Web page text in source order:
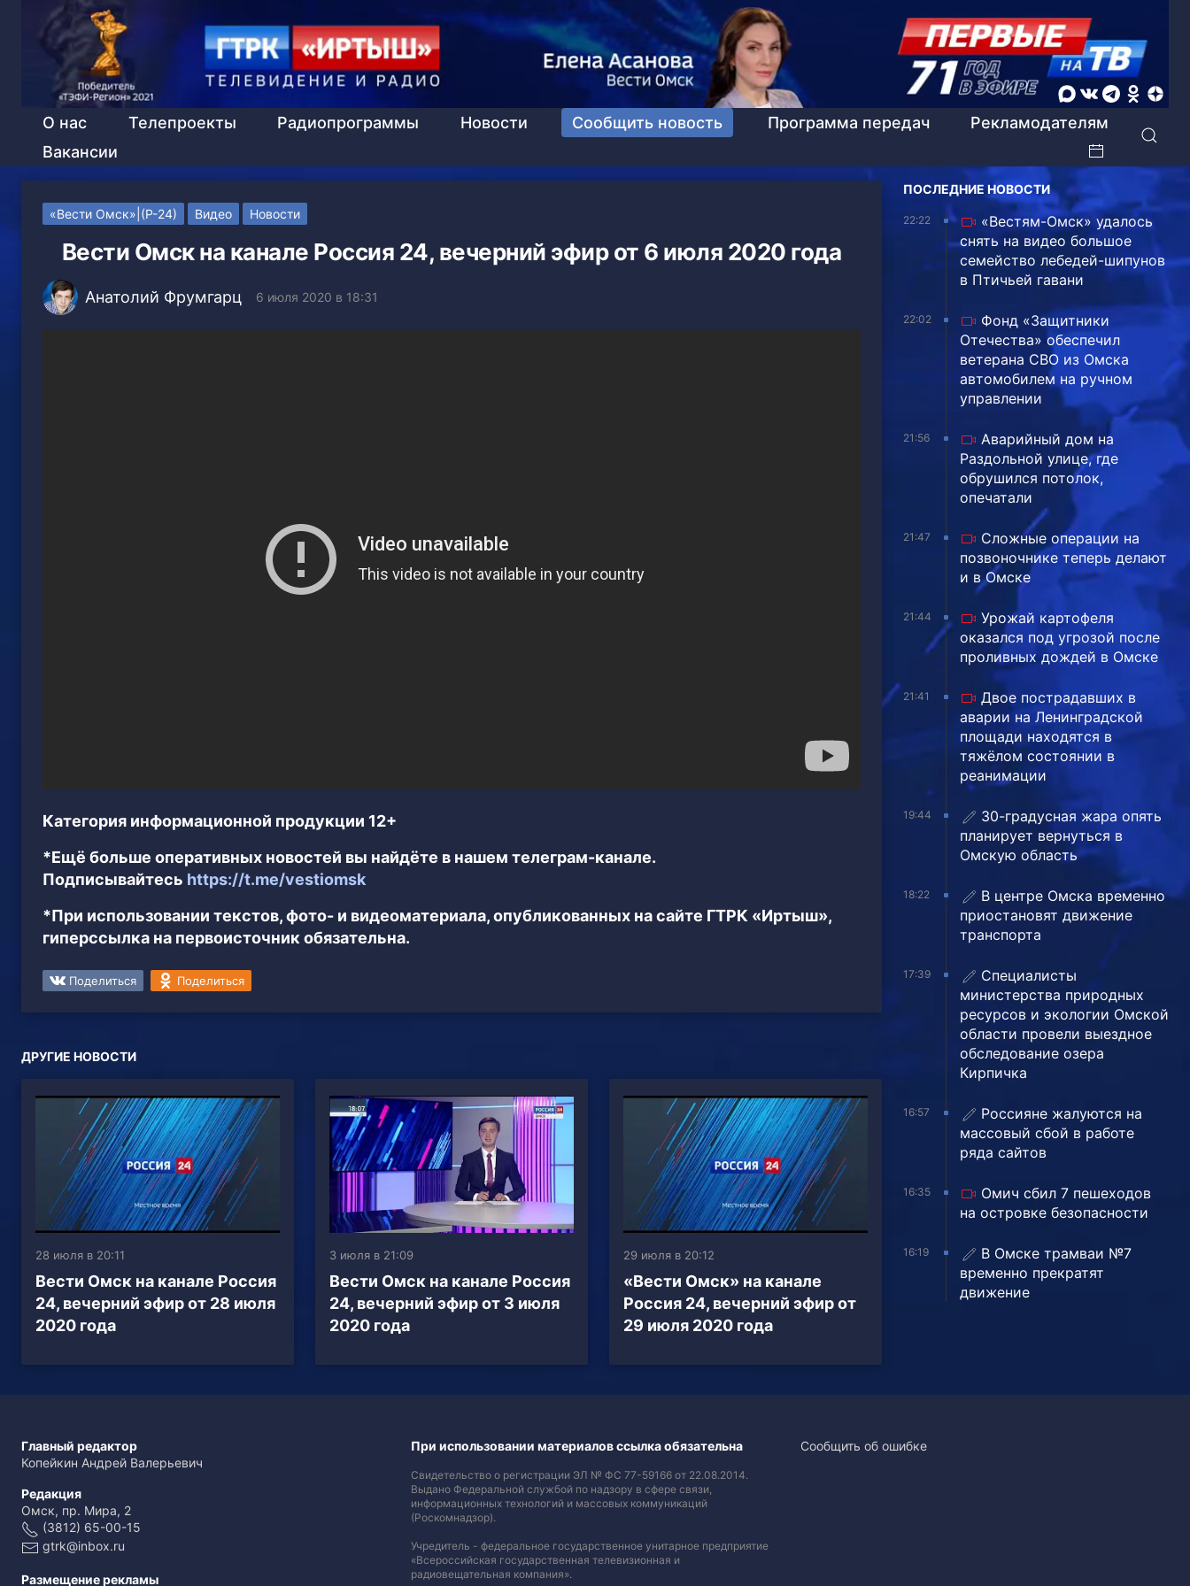
О нас Телепроекты Радиопрограммы Новости Сообщить новость Программа передач
Рекламодателям
Вакансии
«Вести Омск»|(Р-24) Видео Новости
Вести Омск на канале Россия 24, вечерний эфир от 6 июля 2020 года
Анатолий Фрумгарц 6 июля 2020 в 18:31
Категория информационной продукции 12+
*Ещё больше оперативных новостей вы найдёте в нашем телеграм-канале.
Подписывайтесь https://t.me/vestiomsk
*При использовании текстов, фото- и видеоматериала, опубликованных на сайте ГТРК «Иртыш»,
гиперссылка на первоисточник обязательна.
Поделиться Поделиться
ДРУГИЕ НОВОСТИ
28 июля в 20:11
Вести Омск на канале Россия
24, вечерний эфир от 28 июля
2020 года
3 июля в 21:09
Вести Омск на канале Россия
24, вечерний эфир от 3 июля
2020 года
29 июля в 20:12
«Вести Омск» на канале
Россия 24, вечерний эфир от
29 июля 2020 года
ПОСЛЕДНИЕ НОВОСТИ
22:22
«Вестям-Омск» удалось
снять на видео большое
семейство лебедей-шипунов
в Птичьей гавани
22:02
Фонд «Защитники
Отечества» обеспечил
ветерана СВО из Омска
автомобилем на ручном
управлении
21:56
Аварийный дом на
Раздольной улице, где
обрушился потолок,
опечатали
21:47
Сложные операции на
позвоночнике теперь делают
и в Омске
21:44
Урожай картофеля
оказался под угрозой после
проливных дождей в Омске
21:41
Двое пострадавших в
аварии на Ленинградской
площади находятся в
тяжёлом состоянии в
реанимации
19:44
30-градусная жара опять
планирует вернуться в
Омскую область
18:22
В центре Омска временно
приостановят движение
транспорта
17:39
Специалисты
министерства природных
ресурсов и экологии Омской
области провели выездное
обследование озера
Кирпичка
16:57
Россияне жалуются на
массовый сбой в работе
ряда сайтов
16:35
Омич сбил 7 пешеходов
на островке безопасности
16:19
В Омске трамваи №7
временно прекратят
движение
Главный редактор
Копейкин Андрей Валерьевич
Редакция
Омск, пр. Мира, 2
(3812) 65-00-15
gtrk@inbox.ru
Размещение рекламы
При использовании материалов ссылка обязательна
Свидетельство о регистрации ЭЛ № ФС 77-59166 от 22.08.2014.
Выдано Федеральной службой по надзору в сфере связи,
информационных технологий и массовых коммуникаций
(Роскомнадзор).
Учредитель - федеральное государственное унитарное предприятие
«Всероссийская государственная телевизионная и
радиовещательная компания».
Сообщить об ошибке